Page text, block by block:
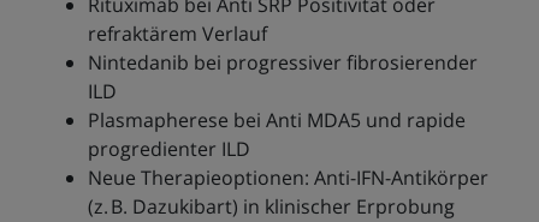
Rituximab bei Anti SRP Positivität oder
refraktärem Verlauf
Nintedanib bei progressiver fibrosierender
ILD
Plasmapherese bei Anti MDA5 und rapide
progredienter ILD
Neue Therapieoptionen: Anti-IFN-Antikörper
(z. B. Dazukibart) in klinischer Erprobung